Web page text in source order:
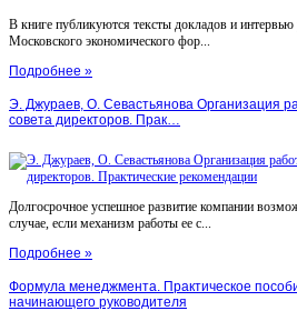
В книге публикуются тексты докладов и интервью
Московского экономического фор...
Подробнее »
Э. Джураев, О. Севастьянова Организация
совета директоров. Прак…
Долгосрочное успешное развитие компании
случае, если механизм работы ее с...
Подробнее »
Формула менеджмента. Практическое
начинающего руководителя